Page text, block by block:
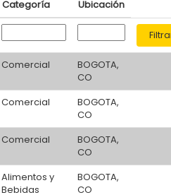
Categoría Ubicación
Comercial
BOGOTA,
CO
Comercial
BOGOTA,
CO
Comercial
BOGOTA,
CO
Alimentos y
Bebidas
BOGOTA,
CO